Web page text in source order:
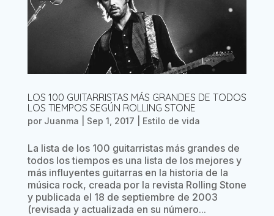
LOS 100 GUITARRISTAS MÁS GRANDES DE TODOS
LOS TIEMPOS SEGÚN ROLLING STONE
por Juanma Sep 1, 2017 Estilo de vida
La lista de los 100 guitarristas más grandes de
todos los tiempos es una lista de los mejores y
más influyentes guitarras en la historia de la
música rock, creada por la revista Rolling Stone
y publicada el 18 de septiembre de 2003
(revisada y actualizada en su número...